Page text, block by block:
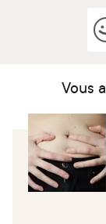
Vous